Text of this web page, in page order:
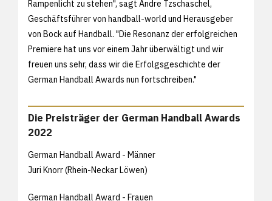
Rampenlicht zu stehen", sagt Andre Tzschaschel,
Geschäftsführer von handball-world und Herausgeber
von Bock auf Handball. "Die Resonanz der erfolgreichen
Premiere hat uns vor einem Jahr überwältigt und wir
freuen uns sehr, dass wir die Erfolgsgeschichte der
German Handball Awards nun fortschreiben."
Die Preisträger der German Handball Awards
2022
German Handball Award - Männer
Juri Knorr (Rhein-Neckar Löwen)
German Handball Award - Frauen